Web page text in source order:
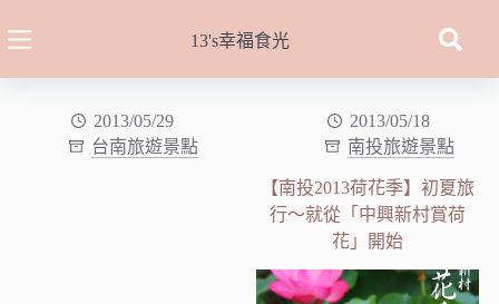
至
13's幸福食光
2013/05/29
台南旅遊景點
2013/05/18
南投旅遊景點
【南投2013荷花季】初夏旅
行～就從「中興新村賞荷
花」開始